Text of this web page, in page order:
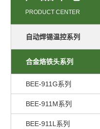
PRODUCT CENTER
自动焊锡温控系列
合金烙铁头系列
BEE-911G系列
BEE-911M系列
BEE-911L系列